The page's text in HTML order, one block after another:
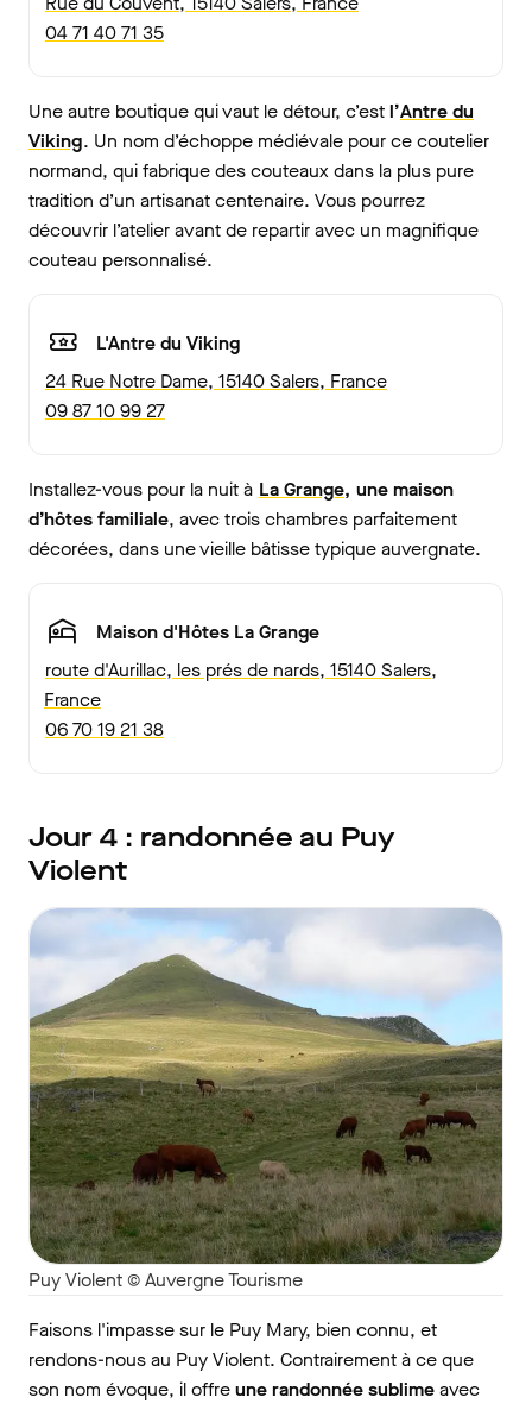
04 71 40 71 35
Une autre boutique qui vaut le détour, c’estl’Antre du
Viking. Un nom d’échoppe médiévale pour ce coutelier
normand, qui fabrique des couteaux dans la plus pure
tradition d’un artisanat centenaire. Vous pourrez
découvrir l’atelier avant de repartir avec un magnifique
couteau personnalisé.
L'Antre du Viking
24 Rue Notre Dame, 15140 Salers, France
09 87 10 99 27
Installez-vous pour la nuit à La Grange, une maison
d’hôtes familiale, avec trois chambres parfaitement
décorées, dans une vieille bâtisse typique auvergnate.
Maison d'Hôtes La Grange
route d'Aurillac, les prés de nards, 15140 Salers,
France
06 70 19 21 38
Jour 4 : randonnée au Puy
Violent
Puy Violent © Auvergne Tourisme
Faisons l'impasse sur le Puy Mary, bien connu, et
rendons-nous au Puy Violent. Contrairement à ce que
son nom évoque, il offreune randonnée sublimeavec